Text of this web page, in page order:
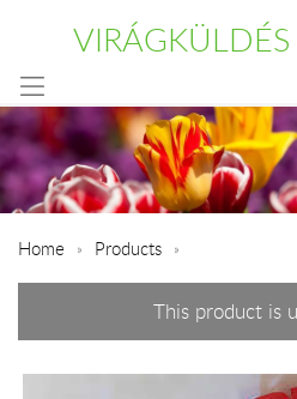
Home Products
This product is